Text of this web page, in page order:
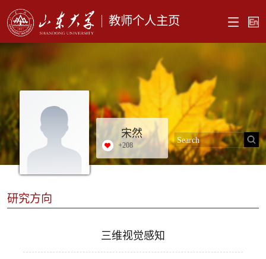
教师个人主页
宋然
+208
研究方向
三维视觉感知